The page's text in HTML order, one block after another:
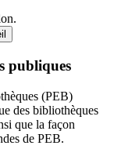
publiques
(PEB)
des bibliothèques
que la façon
de PEB.